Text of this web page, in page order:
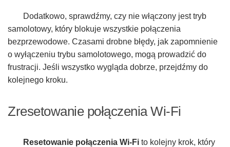
Dodatkowo, sprawdźmy, czy nie włączony jest tryb
samolotowy, który blokuje wszystkie połączenia
bezprzewodowe. Czasami drobne błędy, jak zapomnienie
o wyłączeniu trybu samolotowego, mogą prowadzić do
frustracji. Jeśli wszystko wygląda dobrze, przejdźmy do
kolejnego kroku.
Zresetowanie połączenia Wi-Fi
Resetowanie połączenia Wi-Fi to kolejny krok, który